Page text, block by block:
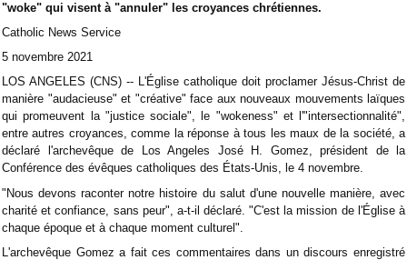
"woke" qui visent à "annuler" les croyances chrétiennes.
Catholic News Service
5 novembre 2021
LOS ANGELES (CNS) -- L'Église catholique doit proclamer Jésus-Christ de
manière "audacieuse" et "créative" face aux nouveaux mouvements laïques
qui promeuvent la "justice sociale", le "wokeness" et l'"intersectionnalité",
entre autres croyances, comme la réponse à tous les maux de la société, a
déclaré l'archevêque de Los Angeles José H. Gomez, président de la
Conférence des évêques catholiques des États-Unis, le 4 novembre.
"Nous devons raconter notre histoire du salut d'une nouvelle manière, avec
charité et confiance, sans peur", a-t-il déclaré. "C'est la mission de l'Église à
chaque époque et à chaque moment culturel".
L'archevêque Gomez a fait ces commentaires dans un discours enregistré